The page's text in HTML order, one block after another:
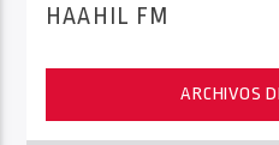
HAAHIL FM
ARCHIVOS